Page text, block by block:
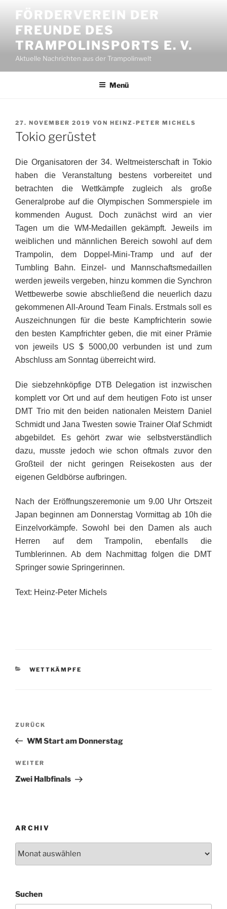
Inhalt
springen
FÖRDERVEREIN DER
FREUNDE DES
TRAMPOLINSPORTS E. V.
Aktuelle Nachrichten aus der Trampolinwelt
Menü
VERÖFFENTLICHT
AM
27. NOVEMBER 2019 VON HEINZ-PETER MICHELS
Tokio gerüstet
Die Organisatoren der 34. Weltmeisterschaft in Tokio
haben die Veranstaltung bestens vorbereitet und
betrachten die Wettkämpfe zugleich als große
Generalprobe auf die Olympischen Sommerspiele im
kommenden August. Doch zunächst wird an vier
Tagen um die WM-Medaillen gekämpft. Jeweils im
weiblichen und männlichen Bereich sowohl auf dem
Trampolin, dem Doppel-Mini-Tramp und auf der
Tumbling Bahn. Einzel- und Mannschaftsmedaillen
werden jeweils vergeben, hinzu kommen die Synchron
Wettbewerbe sowie abschließend die neuerlich dazu
gekommenen All-Around Team Finals. Erstmals soll es
Auszeichnungen für die beste Kampfrichterin sowie
den besten Kampfrichter geben, die mit einer Prämie
von jeweils US $ 5000,00 verbunden ist und zum
Abschluss am Sonntag überreicht wird.
Die siebzehnköpfige DTB Delegation ist inzwischen
komplett vor Ort und auf dem heutigen Foto ist unser
DMT Trio mit den beiden nationalen Meistern Daniel
Schmidt und Jana Twesten sowie Trainer Olaf Schmidt
abgebildet. Es gehört zwar wie selbstverständlich
dazu, musste jedoch wie schon oftmals zuvor den
Großteil der nicht geringen Reisekosten aus der
eigenen Geldbörse aufbringen.
Nach der Eröffnungszeremonie um 9.00 Uhr Ortszeit
Japan beginnen am Donnerstag Vormittag ab 10h die
Einzelvorkämpfe. Sowohl bei den Damen als auch
Herren auf dem Trampolin, ebenfalls die
Tumblerinnen. Ab dem Nachmittag folgen die DMT
Springer sowie Springerinnen.
Text: Heinz-Peter Michels
KATEGORIEN
WETTKÄMPFE
Beitragsnavigation
Vorheriger
Beitrag
ZURÜCK
WM Start am Donnerstag
Nächster
Beitrag
WEITER
Zwei Halbfinals
ARCHIV
Suchen